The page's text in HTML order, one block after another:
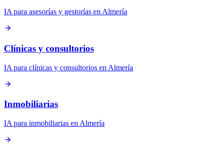
IA para asesorías y gestorías en Almería
Clínicas y consultorios
IA para clínicas y consultorios en Almería
Inmobiliarias
IA para inmobiliarias en Almería